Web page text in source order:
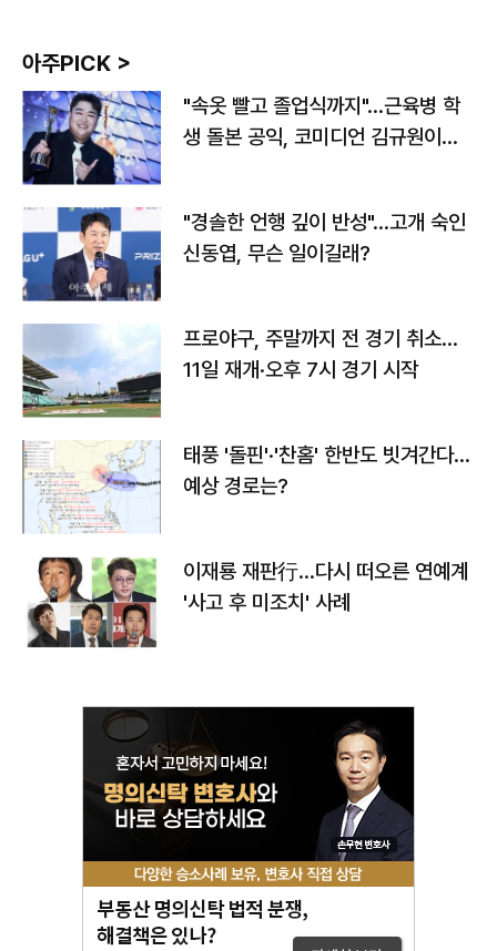
아주PICK >
"속옷 빨고 졸업식까지"…근육병 학
생 돌본 공익, 코미디언 김규원이었
"경솔한 언행 깊이 반성"…고개 숙인
신동엽, 무슨 일이길래?
프로야구, 주말까지 전 경기 취소…
11일 재개·오후 7시 경기 시작
태풍 '돌핀'·'찬홈' 한반도 빗겨간다…
예상 경로는?
이재룡 재판行…다시 떠오른 연예계
'사고 후 미조치' 사례